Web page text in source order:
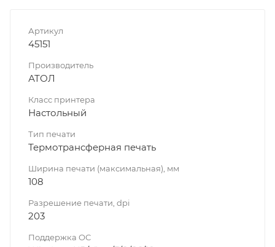
Артикул
45151
Производитель
АТОЛ
Класс принтера
Настольный
Тип печати
Термотрансферная печать
Ширина печати (максимальная), мм
108
Разрешение печати, dpi
203
Поддержка ОС